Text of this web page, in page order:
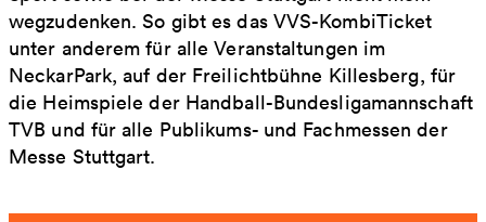
wegzudenken. So gibt es das VVS-KombiTicket
unter anderem für alle Veranstaltungen im
NeckarPark, auf der Freilichtbühne Killesberg, für
die Heimspiele der Handball-Bundesligamannschaft
TVB und für alle Publikums- und Fachmessen der
Messe Stuttgart.